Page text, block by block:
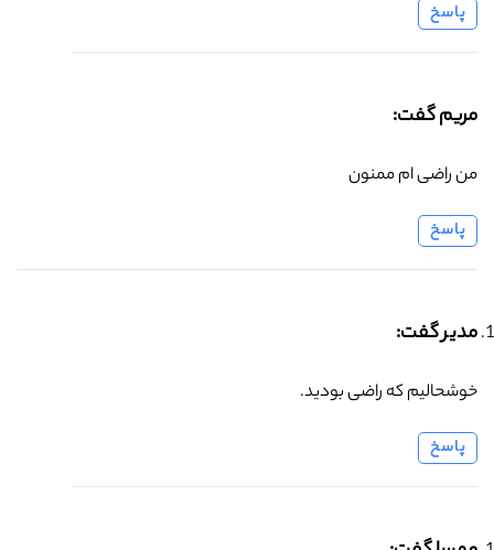
پاسخ
مریم گفت:
من راضی ام ممنون
پاسخ
مدیر گفت:
خوشحالیم که راضی بودید.
پاسخ